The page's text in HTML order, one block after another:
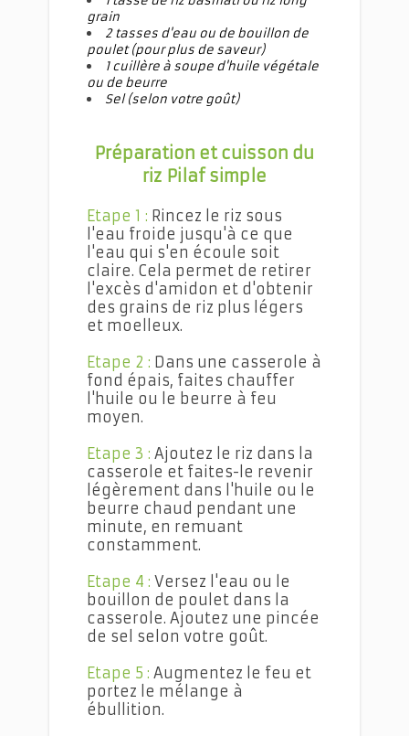
grain
2 tasses d'eau ou de bouillon de
poulet (pour plus de saveur)
1 cuillère à soupe d'huile végétale
ou de beurre
Sel (selon votre goût)
Préparation et cuisson du
riz Pilaf simple
Etape 1 : Rincez le riz sous
l'eau froide jusqu'à ce que
l'eau qui s'en écoule soit
claire. Cela permet de retirer
l'excès d'amidon et d'obtenir
des grains de riz plus légers
et moelleux.
Etape 2 : Dans une casserole à
fond épais, faites chauffer
l'huile ou le beurre à feu
moyen.
Etape 3 : Ajoutez le riz dans la
casserole et faites-le revenir
légèrement dans l'huile ou le
beurre chaud pendant une
minute, en remuant
constamment.
Etape 4 : Versez l'eau ou le
bouillon de poulet dans la
casserole. Ajoutez une pincée
de sel selon votre goût.
Etape 5 : Augmentez le feu et
portez le mélange à
ébullition.